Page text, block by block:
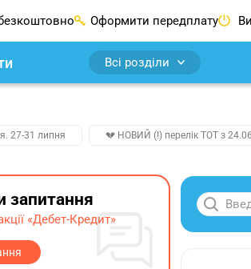
Оформити передплату
Всі розділи
27-31 липня 💔 НОВИЙ (!) перелік ТОТ з
запитання
«Дебет-Кредит»